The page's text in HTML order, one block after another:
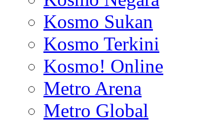
Kosmo Sukan
Kosmo Terkini
Kosmo! Online
Metro Arena
Metro Global